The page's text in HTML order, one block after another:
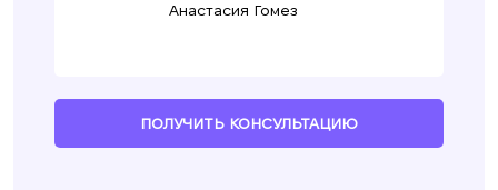
Анастасия Гомез
ПОЛУЧИТЬ КОНСУЛЬТАЦИЮ